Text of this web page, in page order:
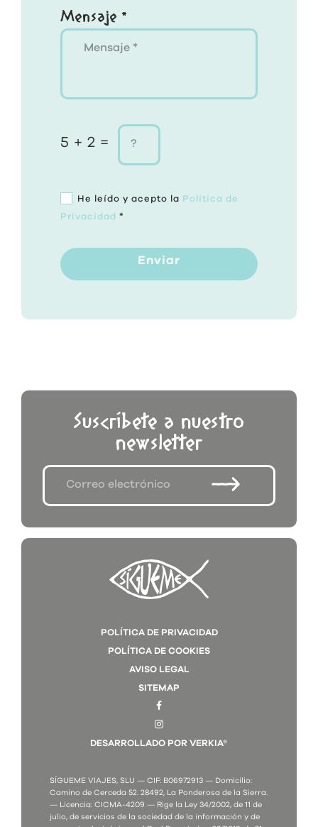
Mensaje *
5 + 2 =
He leído y acepto la Política de
Privacidad *
Enviar
Suscríbete a nuestro
newsletter
POLÍTICA DE PRIVACIDAD
POLÍTICA DE COOKIES
AVISO LEGAL
SITEMAP
DESARROLLADO POR VERKIA®
SÍGUEME VIAJES, SLU — CIF: B06972913 — Domicilio:
Camino de Cerceda 52. 28492, La Ponderosa de la Sierra.
— Licencia: CICMA-4209 — Rige la Ley 34/2002, de 11 de
julio, de servicios de la sociedad de la información y de